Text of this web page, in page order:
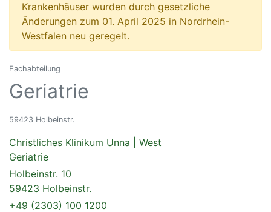
Krankenhäuser wurden durch gesetzliche
Änderungen zum 01. April 2025 in Nordrhein-
Westfalen neu geregelt.
Fachabteilung
Geriatrie
59423 Holbeinstr.
Christliches Klinikum Unna | West
Geriatrie
Holbeinstr. 10
59423 Holbeinstr.
+49 (2303) 100 1200